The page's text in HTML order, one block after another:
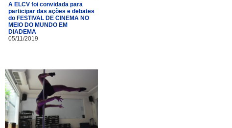
A ELCV foi convidada para
participar das ações e debates
do FESTIVAL DE CINEMA NO
MEIO DO MUNDO EM
DIADEMA
05/11/2019